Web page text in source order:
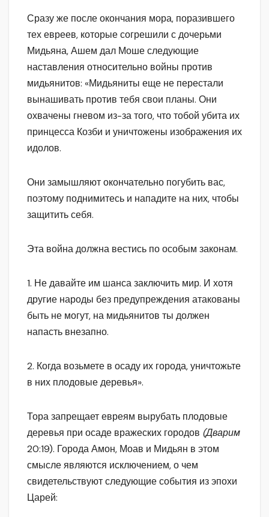
Сразу же после окончания мора, поразившего
тех евреев, которые согрешили с дочерьми
Мидьяна, Ашем дал Моше следующие
наставления относительно войны против
мидьянитов: «Мидьяниты еще не перестали
вынашивать против тебя свои планы. Они
охвачены гневом из-за того, что тобой убита их
принцесса Козби и уничтожены изображения их
идолов.
Они замышляют окончательно погубить вас,
поэтому поднимитесь и нападите на них, чтобы
защитить себя.
Эта война должна вестись по особым законам.
1. Не давайте им шанса заключить мир. И хотя
другие народы без предупреждения атакованы
быть не могут, на мидьянитов ты должен
напасть внезапно.
2. Когда возьмете в осаду их города, уничтожьте
в них плодовые деревья».
Тора запрещает евреям вырубать плодовые
деревья при осаде вражеских городов (Дварим
20:19). Города Амон, Моав и Мидьян в этом
смысле являются исключением, о чем
свидетельствуют следующие события из эпохи
Царей: